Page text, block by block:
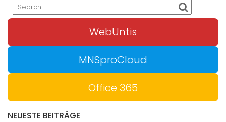
WebUntis
MNSproCloud
Office 365
NEUESTE BEITRÄGE